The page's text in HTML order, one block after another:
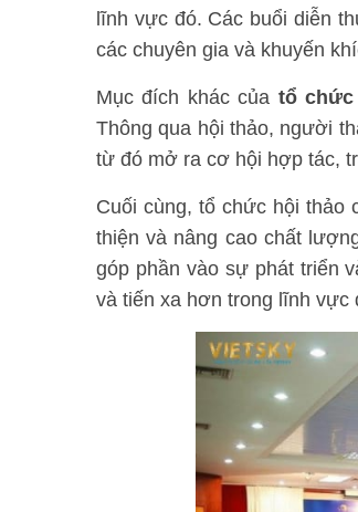
lĩnh vực đó. Các buổi diễn
các chuyên gia và khuyến
Mục đích khác của tổ
Thông qua hội thảo, người
từ đó mở ra cơ hội hợp tác,
Cuối cùng, tổ chức hội thảo
thiện và nâng cao chất
góp phần vào sự phát triển
và tiến xa hơn trong lĩnh vực